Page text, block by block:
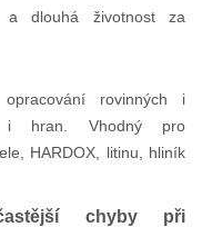
a dlouhá životnost za
rovinných i
i hran. Vhodný pro
HARDOX, litinu, hliník
chyby při